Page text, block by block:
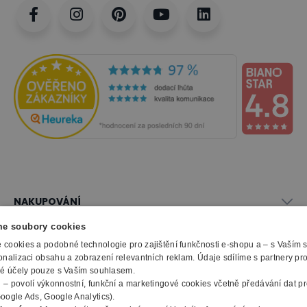
NAKUPOVÁNÍ
Vše o nákupu
Obchodní podmínky
Doprava a montáž
Možnosti platby
Záruka, servis, reklamace
SLUŽBY
Naše katalogy
Reklamační formulář
Výroba kancelářského nábytku
O FIRMĚ
O nás
soubory cookies
cookies a podobné technologie pro zajištění funkčnosti e-shopu a – s Vaším
obsahu a zobrazení relevantních reklam. Údaje sdílíme s partnery
účely pouze s Vaším souhlasem.
– povolí výkonnostní, funkční a marketingové cookies včetně předávání dat
Ads, Google Analytics).